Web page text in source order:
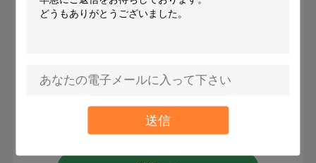
送信
毛の行間に書き込むこと
刺繍の裏付けの生地
非編まれた生地
折り返しご連絡いたします！